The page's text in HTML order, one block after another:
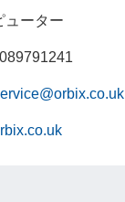
ューター